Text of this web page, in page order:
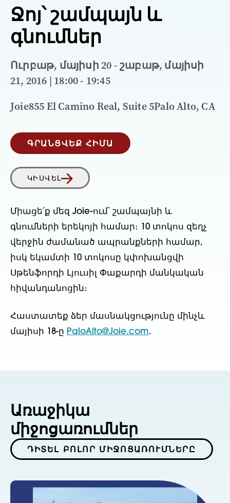
Ջոյ՝ շամպայն և
գնումներ
Ուրբաթ, մայիսի 20 - շաբաթ, մայիսի
21, 2016 | 18:00 - 19:45
Joie855 El Camino Real, Suite 5Palo Alto, CA
ԳՐԱՆՑՎԵՔ ՀԻՄԱ
ԿԻՍՎԵԼ
Միացե՛ք մեզ Joie-ում՝ շամպայնի և
գնումների երեկոյի համար։ 10 տոկոս զեղչ
վերջին ժամանած ապրանքների համար,
իսկ եկամտի 10 տոկոսը կփոխանցվի
Սթենֆորդի Լյուսիլ Փաքարդի մանկական
հիվանդանոցին։
Հաստատեք ձեր մասնակցությունը մինչև
մայիսի 18-ը PaloAlto@Joie.com.
Առաջիկա
միջոցառումներ
ԴԻՏԵԼ ԲՈԼՈՐ ՄԻՋՈՑԱՌՈՒՄՆԵՐԸ